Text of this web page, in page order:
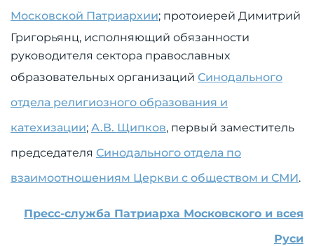
Московской Патриархии; протоиерей Димитрий
Григорьянц, исполняющий обязанности
руководителя сектора православных
образовательных организаций Синодального
отдела религиозного образования и
катехизации; А.В. Щипков, первый заместитель
председателя Синодального отдела по
взаимоотношениям Церкви с обществом и СМИ.
Пресс-служба Патриарха Московского и всея
Руси